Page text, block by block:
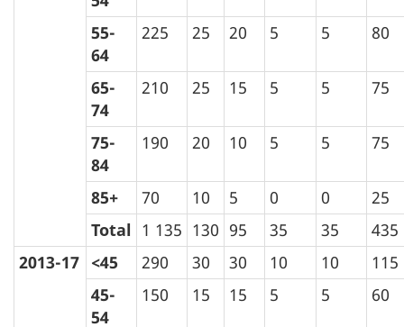
55-
64
225 25 20 5 5 80
65-
74
210 25 15 5 5 75
75-
84
190 20 10 5 5 75
85+ 70 10 5 0 0
25
Total 1 135 130 95 35 35
435
2013-17 <45 290 30 30 10 10
115
45-
54
150 15 15 5 5 60